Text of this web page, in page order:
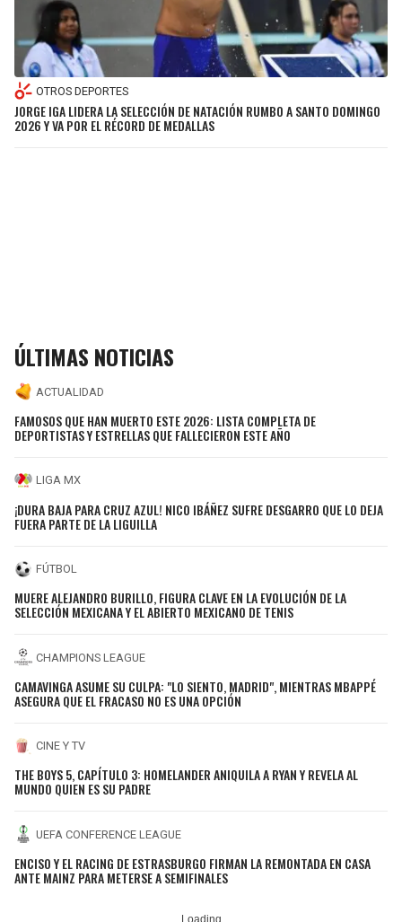
OTROS DEPORTES
JORGE IGA LIDERA LA SELECCIÓN DE NATACIÓN RUMBO A SANTO DOMINGO
2026 Y VA POR EL RÉCORD DE MEDALLAS
ÚLTIMAS NOTICIAS
ACTUALIDAD
FAMOSOS QUE HAN MUERTO ESTE 2026: LISTA COMPLETA DE
DEPORTISTAS Y ESTRELLAS QUE FALLECIERON ESTE AÑO
LIGA MX
¡DURA BAJA PARA CRUZ AZUL! NICO IBÁÑEZ SUFRE DESGARRO QUE LO DEJA
FUERA PARTE DE LA LIGUILLA
FÚTBOL
MUERE ALEJANDRO BURILLO, FIGURA CLAVE EN LA EVOLUCIÓN DE LA
SELECCIÓN MEXICANA Y EL ABIERTO MEXICANO DE TENIS
CHAMPIONS LEAGUE
CAMAVINGA ASUME SU CULPA: "LO SIENTO, MADRID", MIENTRAS MBAPPÉ
ASEGURA QUE EL FRACASO NO ES UNA OPCIÓN
CINE Y TV
THE BOYS 5, CAPÍTULO 3: HOMELANDER ANIQUILA A RYAN Y REVELA AL
MUNDO QUIEN ES SU PADRE
UEFA CONFERENCE LEAGUE
ENCISO Y EL RACING DE ESTRASBURGO FIRMAN LA REMONTADA EN CASA
ANTE MAINZ PARA METERSE A SEMIFINALES